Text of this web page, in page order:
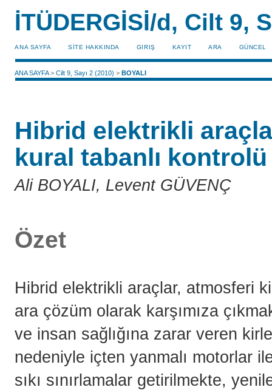
İTÜDERGİSİ/d, Cilt 9,
ANA SAYFA SİTE HAKKINDA GIRIŞ KAYIT ARA GÜNCEL
ANA SAYFA>Cilt 9, Sayı 2 (2010) >BOYALI
Hibrid elektrikli
kural tabanlı kontrolü
Ali BOYALI, Levent GÜVENÇ
Özet
Hibrid elektrikli araçlar, atmosferi
ara çözüm olarak karşımıza
ve insan sağlığına zarar veren
nedeniyle içten yanmalı motorlar
sıkı sınırlamalar getirilmekte,